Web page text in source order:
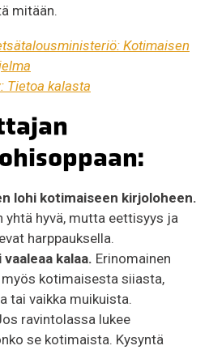
mitään.
Kotimaisen
Tietoa kalasta
lohi kotimaiseen kirjoloheen.
yhtä hyvä, mutta eettisyys ja
harppauksella.
kalaa. Erinomainen
myös kotimaisesta siiasta,
tai vaikka muikuista.
ravintolassa lukee
se kotimaista. Kysyntä